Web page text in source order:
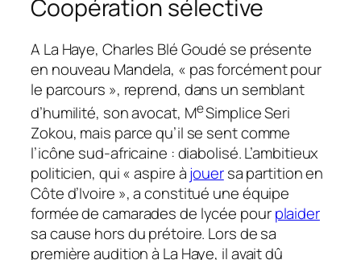
Coopération sélective
A La Haye, Charles Blé Goudé se présente
en nouveau Mandela, « pas forcément pour
le parcours », reprend, dans un semblant
d’humilité, son avocat, MeSimplice Seri
Zokou, mais parce qu’il se sent comme
l’icône sud-africaine : diabolisé. L’ambitieux
politicien, qui« aspire àjouersa partition en
Côte d’Ivoire », a constitué une équipe
formée de camarades de lycée pourplaider
sa cause hors du prétoire. Lors de sa
première audition à La Haye, il avait dû